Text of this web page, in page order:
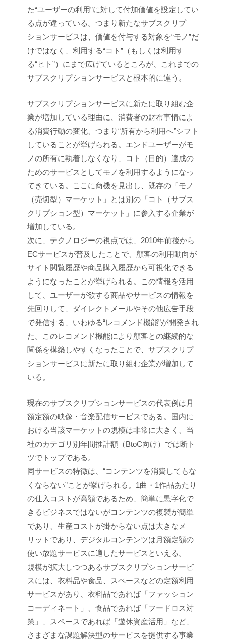
た“ユーザーの利用”に対して付加価値を設定してい
る点が違っている。つまり新たなサブスクリプ
ションサービスは、価値を付与する対象を“モノ”だ
けではなく、利用する“コト”（もしくは利用す
る“ヒト”）にまで広げているところが、これまでの
サブスクリプションサービスと根本的に違う。
サブスクリプションサービスに新たに取り組む企
業が増加している理由に、消費者の財布事情によ
る消費行動の変化、つまり“所有から利用へ”シフト
していることが挙げられる。エンドユーザーがモ
ノの所有に執着しなくなり、コト（目的）達成の
ためのサービスとしてモノを利用するようになっ
てきている。ここに商機を見出し、既存の「モノ
（売切型）マーケット」とは別の「コト（サブス
クリプション型）マーケット」に参入する企業が
増加している。
次に、テクノロジーの視点では、2010年前後から
ECサービスが普及したことで、顧客の利用動向が
サイト閲覧履歴や商品購入履歴から可視化できる
ようになったことが挙げられる。この情報を活用
して、ユーザーが欲する商品やサービスの情報を
先回りして、ダイレクトメールやその他広告手段
で発信する、いわゆる“レコメンド機能”が開発され
た。このレコメンド機能により顧客との継続的な
関係を構築しやすくなったことで、サブスクリプ
ションサービスに新たに取り組む企業が増加して
いる。
現在のサブスクリプションサービスの代表例は月
額定額の映像・音楽配信サービスである。国内に
おける当該マーケットの規模は非常に大きく、当
社のカテゴリ別年間推計額（BtoC向け）では断ト
ツでトップである。
同サービスの特徴は、“コンテンツを消費してもな
くならない”ことが挙げられる。1曲・1作品あたり
の仕入コストが高額であるため、簡単に黒字化で
きるビジネスではないがコンテンツの複製が簡単
であり、生産コストが掛からない点は大きなメ
リットであり、デジタルコンテンツは月額定額の
使い放題サービスに適したサービスといえる。
規模が拡大しつつあるサブスクリプションサービ
スには、衣料品や食品、スペースなどの定額利用
サービスがあり、衣料品であれば「ファッション
コーディネート」、食品であれば「フードロス対
策」、スペースであれば「遊休資産活用」など、
さまざまな課題解決型のサービスを提供する事業